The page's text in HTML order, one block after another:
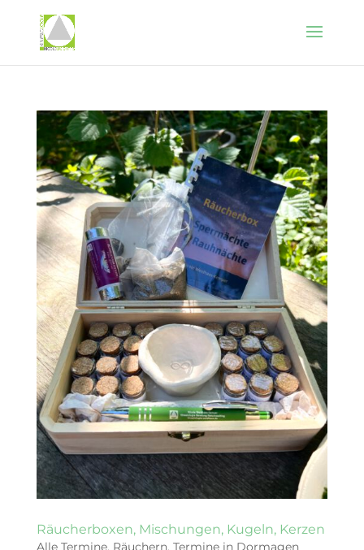
Räucherboxen, Mischungen, Kugeln, Kerzen
Alle Termine, Räuchern, Termine in Dormagen